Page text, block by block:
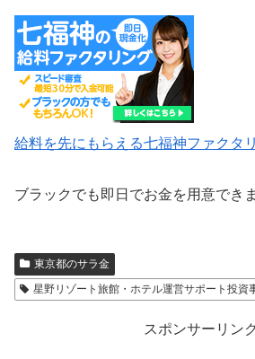
給料を先にもらえる七福神ファクタ
ブラックでも即日でお金を用意でき
東京都のサラ金
星野リゾート旅館・ホテル運営サポート投資
スポンサーリンク